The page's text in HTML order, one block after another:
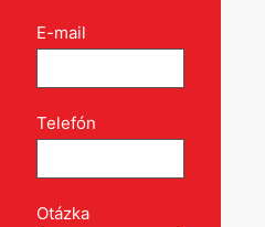
Kontakt
E-mail
Telefón
Otázka